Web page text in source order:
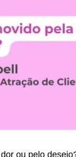
ou pelo